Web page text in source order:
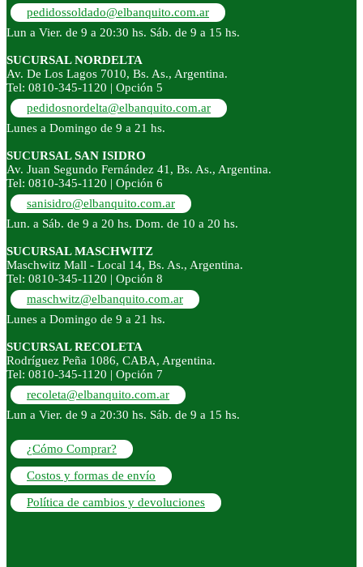
pedidossoldado@elbanquito.com.ar
Lun a Vier. de 9 a 20:30 hs. Sáb. de 9 a 15 hs.
SUCURSAL NORDELTA
Av. De Los Lagos 7010, Bs. As., Argentina.
Tel: 0810-345-1120 | Opción 5
pedidosnordelta@elbanquito.com.ar
Lunes a Domingo de 9 a 21 hs.
SUCURSAL SAN ISIDRO
Av. Juan Segundo Fernández 41, Bs. As., Argentina.
Tel: 0810-345-1120 | Opción 6
sanisidro@elbanquito.com.ar
Lun. a Sáb. de 9 a 20 hs. Dom. de 10 a 20 hs.
SUCURSAL MASCHWITZ
Maschwitz Mall - Local 14, Bs. As., Argentina.
Tel: 0810-345-1120 | Opción 8
maschwitz@elbanquito.com.ar
Lunes a Domingo de 9 a 21 hs.
SUCURSAL RECOLETA
Rodríguez Peña 1086, CABA, Argentina.
Tel: 0810-345-1120 | Opción 7
recoleta@elbanquito.com.ar
Lun a Vier. de 9 a 20:30 hs. Sáb. de 9 a 15 hs.
¿Cómo Comprar?
Costos y formas de envío
Política de cambios y devoluciones